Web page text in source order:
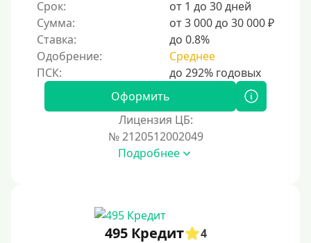
На карту круглосуточно
24/7
Деньги в долг
В долг на карту
Срок
Срок:
от 1 до 30 дней
Сумма:
от 3 000 до 30 000 ₽
Ставка:
до 0.8%
Одобрение:
Среднее
Оформить
Лицензия ЦБ:
№ 2120512002049
Подробнее
495 Кредит
4